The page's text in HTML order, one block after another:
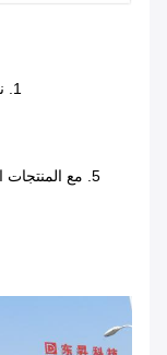
1. نحن نقدم منتجات عالية الجودة بأسعار تنافسية.
5. مع